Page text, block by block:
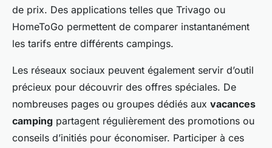
de prix. Des applications telles que Trivago ou
HomeToGo permettent de comparer instantanément
les tarifs entre différents campings.
Les réseaux sociaux peuvent également servir d’outil
précieux pour découvrir des offres spéciales. De
nombreuses pages ou groupes dédiés aux vacances
camping partagent régulièrement des promotions ou
conseils d’initiés pour économiser. Participer à ces